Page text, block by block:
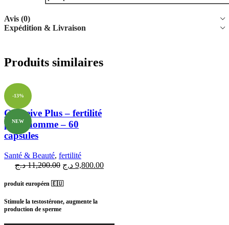
Avis (0)
Expédition & Livraison
Produits similaires
-13%
NEW
Conceive Plus – fertilité
pour homme – 60
capsules
Santé & Beauté, fertilité
11,200.00 د.ج 9,800.00 د.ج
produit européen 🇪🇺
Stimule la testostérone, augmente la
production de sperme